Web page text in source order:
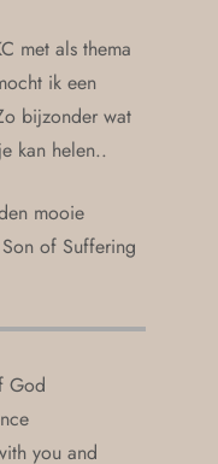
met als thema
ik een
bijzonder wat
kan helen..
mooie
of Suffering
God
you and